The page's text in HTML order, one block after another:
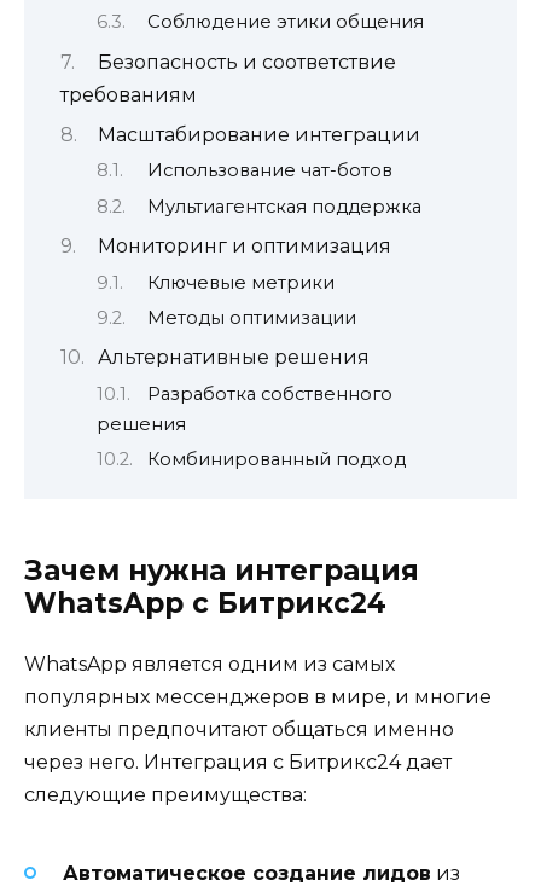
Соблюдение этики общения
Безопасность и соответствие
требованиям
Масштабирование интеграции
Использование чат-ботов
Мультиагентская поддержка
Мониторинг и оптимизация
Ключевые метрики
Методы оптимизации
Альтернативные решения
Разработка собственного
решения
Комбинированный подход
Зачем нужна интеграция
WhatsApp с Битрикс24
WhatsApp является одним из самых
популярных мессенджеров в мире, и многие
клиенты предпочитают общаться именно
через него. Интеграция с Битрикс24 дает
следующие преимущества:
Автоматическое создание лидов из